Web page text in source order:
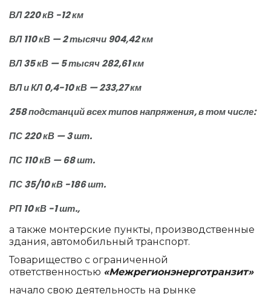
ВЛ 220 кВ -12 км
ВЛ 110 кВ — 2 тысячи 904,42 км
ВЛ 35 кВ — 5 тысяч 282,61 км
ВЛ и КЛ 0,4-10 кВ — 233,27 км
258 подстанций всех типов напряжения, в том числе:
ПС 220 кВ — 3 шт.
ПС 110 кВ — 68 шт.
ПС 35/10 кВ -186 шт.
РП 10 кВ -1 шт.,
а также монтерские пункты, производственные
здания, автомобильный транспорт.
Товарищество с ограниченной
ответственностью «Межрегионэнерготранзит»
начало свою деятельность на рынке